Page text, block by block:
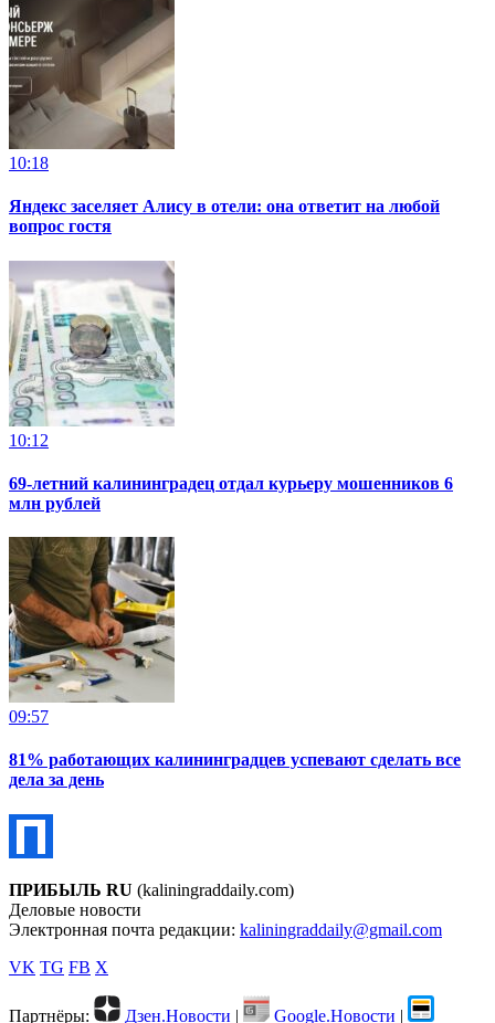
10:18
Яндекс заселяет Алису в отели: она ответит на любой
вопрос гостя
10:12
69-летний калининградец отдал курьеру мошенников 6
млн рублей
09:57
81% работающих калининградцев успевают сделать все
дела за день
ПРИБЫЛЬ RU (kaliningraddaily.com)
Деловые новости
Электронная почта редакции: kaliningraddaily@gmail.com
VK TG FB X
Партнёры: Дзен.Новости | Google.Новости |